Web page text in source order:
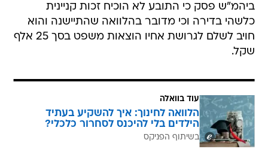
ביהמ"ש פסק כי התובע לא הוכיח זכות קניינית
כלשהי בדירה וכי מדובר בהלוואה שהתיישנה והוא
חויב לשלם לגרושת אחיו הוצאות משפט בסך 25 אלף
שקל.
עוד בוואלה
הלוואה לחינוך: איך להשקיע בעתיד
הילדים בלי להיכנס לסחרור כלכלי?
בשיתוף הפניקס